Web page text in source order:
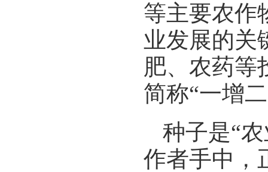
等主要农作
业发展的
肥、农药等
简称“一增
种子是“
作者手中，